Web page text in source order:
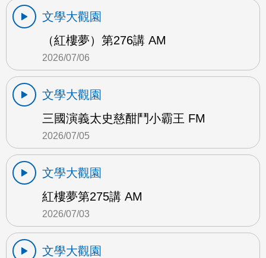
文學大觀園
（紅樓夢）第276講 AM
2026/07/06
文學大觀園
三國演義太史慈酣鬥小霸王 FM
2026/07/05
文學大觀園
紅樓夢第275講 AM
2026/07/03
文學大觀園